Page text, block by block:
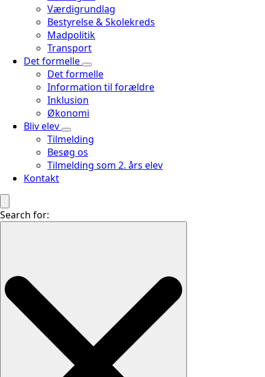
Værdigrundlag
Bestyrelse & Skolekreds
Madpolitik
Transport
Det formelle
Det formelle
Information til forældre
Inklusion
Økonomi
Bliv elev
Tilmelding
Besøg os
Tilmelding som 2. års elev
Kontakt
Search for: